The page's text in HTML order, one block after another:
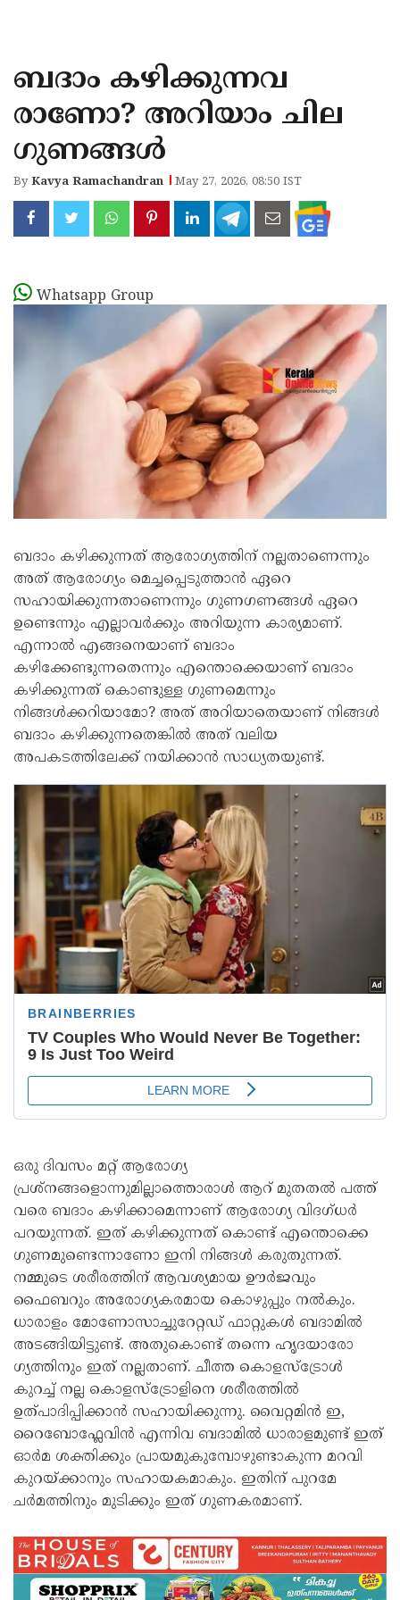
KANNUR
KASARAGOD
ബദാം കഴിക്കുന്നവ
രാണോ? അറിയാം ചില ​
ഗുണങ്ങൾ
ByKavya Ramachandran May 27, 2026, 08:50 IST
Whatsapp Group
ബദാം കഴിക്കുന്നത് ആരോ​ഗ്യത്തിന് നല്ലതാണെന്നും
അത് ആരോ​ഗ്യം മെച്ചപ്പെടുത്താൻ ഏറെ
സഹായിക്കുന്നതാണെന്നും ​ഗുണ​ഗണങ്ങൾ ഏറെ
ഉണ്ടെന്നും എല്ലാവർക്കും അറിയുന്ന കാര്യമാണ്.
എന്നാൽ എങ്ങനെയാണ് ബ​ദാം
കഴിക്കേണ്ടുന്നതെന്നും എന്തൊക്കെയാണ് ബദാം
കഴിക്കുന്നത് കൊണ്ടുള്ള ​ഗുണമെന്നും
നിങ്ങൾക്കറിയാമോ? അത് അറിയാതെയാണ് നിങ്ങൾ
ബദാം കഴിക്കുന്നതെങ്കിൽ അത് വലിയ
അപകടത്തിലേക്ക് നയിക്കാൻ സാധ്യതയുണ്ട്.
ഒരു ദിവസം മറ്റ് ആരോ​ഗ്യ
പ്രശ്നങ്ങളൊന്നുമില്ലാത്തൊരാൾ ആറ് മുതതൽ പത്ത്
വരെ ബ​ദാം കഴിക്കാമെന്നാണ് ആരോ​ഗ്യ വിദ​ഗ്ധർ
പറയുന്നത്. ഇത് കഴിക്കുന്നത് കൊണ്ട് എന്തൊക്കെ ​
ഗുണമുണ്ടെന്നാണോ ഇനി നിങ്ങൾ കരുതുന്നത്.
നമ്മുടെ ശരീരത്തിന് ആവശ്യമായ ഊർജവും
ഫൈബറും അരോ​ഗ്യകരമായ കൊഴുപ്പും നൽകും.
ധാരാളം മോണോസാച്ചുറേറ്റഡ് ഫാറ്റുകൾ ബദാമിൽ
അടങ്ങിയിട്ടുണ്ട്. അതുകൊണ്ട് തന്നെ ഹൃദയാരോ​
ഗ്യത്തിനും ഇത് നല്ലതാണ്. ചീത്ത കൊളസ്ട്രോൾ
കുറച്ച് നല്ല കൊളസ്ട്രോളിനെ ശരീരത്തിൽ
ഉത്പാദിപ്പിക്കാൻ സഹായിക്കുന്നു. വൈറ്റമിൻ ഇ,
റൈബോഫ്ലേവിൻ എന്നിവ ബദാമിൽ ധാരാളമുണ്ട് ഇത്
ഓർമ ശക്തിക്കും പ്രായമുകുമ്പോഴുണ്ടാകുന്ന മറവി
കുറയ്ക്കാനും സഹായകമാകും. ഇതിന് പുറമേ
ചർമത്തിനും മുടിക്കും ഇത് ​ഗുണകരമാണ്.